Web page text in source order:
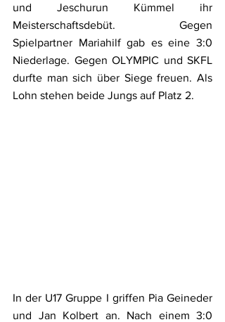
und Jeschurun Kümmel ihr
Meisterschaftsdebüt. Gegen
Spielpartner Mariahilf gab es eine 3:0
Niederlage. Gegen OLYMPIC und SKFL
durfte man sich über Siege freuen. Als
Lohn stehen beide Jungs auf Platz 2.
In der U17 Gruppe I griffen Pia Geineder
und Jan Kolbert an. Nach einem 3:0